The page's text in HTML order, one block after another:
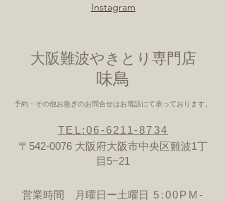
Instagram
大阪難波やきとり専門店
​味鳥
予約・その他お急ぎのお問合せはお電話にて承っております。
TEL:06-6211-8734
〒542-0076 大阪府大阪市中央区難波1丁
目5−21
営業時間 月曜日ー土曜日 5:00PM-